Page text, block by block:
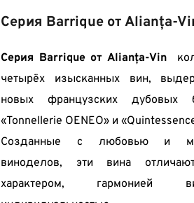
Серия Barrique от Alianța-
Серия Barrique от Alianța-Vin
четырёх изысканных вин,
новых французских дубовых
«Tonnellerie OENEO» и
Созданные с любовью и
виноделов, эти вина
характером, гармонией